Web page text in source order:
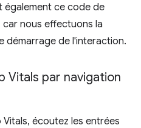
également ce code de
nous effectuons la
démarrage de l'interaction.
Vitals par navigation
écoutez les entrées